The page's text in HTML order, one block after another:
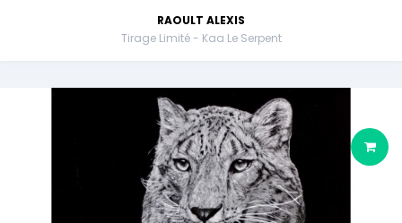
RAOULT ALEXIS
Tirage Limité - Kaa Le Serpent